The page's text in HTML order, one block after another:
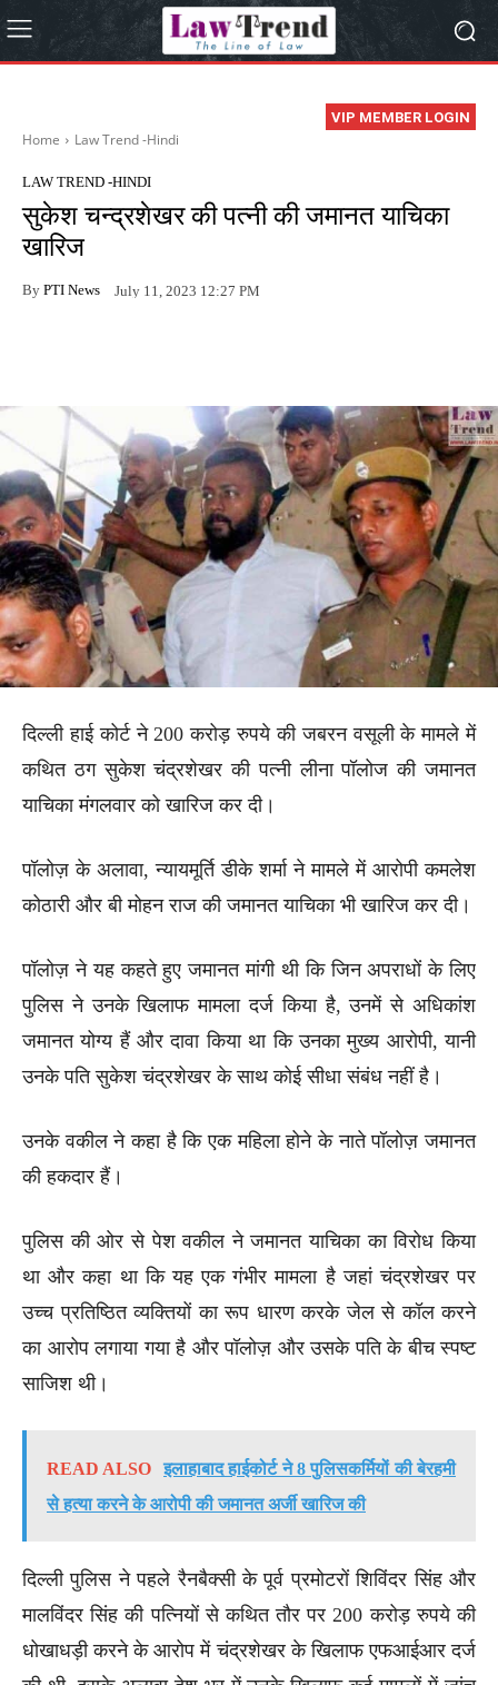
VIP MEMBER LOGIN
Home Law Trend -Hindi
LAW TREND -HINDI
सुकेश चन्द्रशेखर की पत्नी की जमानत याचिका
खारिज
By PTI News July 11, 2023 12:27 PM
दिल्ली हाई कोर्ट ने 200 करोड़ रुपये की जबरन वसूली के मामले में
कथित ठग सुकेश चंद्रशेखर की पत्नी लीना पॉलोज की जमानत
याचिका मंगलवार को खारिज कर दी।
पॉलोज़ के अलावा, न्यायमूर्ति डीके शर्मा ने मामले में आरोपी कमलेश
कोठारी और बी मोहन राज की जमानत याचिका भी खारिज कर दी।
पॉलोज़ ने यह कहते हुए जमानत मांगी थी कि जिन अपराधों के लिए
पुलिस ने उनके खिलाफ मामला दर्ज किया है, उनमें से अधिकांश
जमानत योग्य हैं और दावा किया था कि उनका मुख्य आरोपी, यानी
उनके पति सुकेश चंद्रशेखर के साथ कोई सीधा संबंध नहीं है।
उनके वकील ने कहा है कि एक महिला होने के नाते पॉलोज़ जमानत
की हकदार हैं।
पुलिस की ओर से पेश वकील ने जमानत याचिका का विरोध किया
था और कहा था कि यह एक गंभीर मामला है जहां चंद्रशेखर पर
उच्च प्रतिष्ठित व्यक्तियों का रूप धारण करके जेल से कॉल करने
का आरोप लगाया गया है और पॉलोज़ और उसके पति के बीच स्पष्ट
साजिश थी।
READ ALSO
इलाहाबाद हाईकोर्ट ने 8 पुलिसकर्मियों की बेरहमी
से हत्या करने के आरोपी की जमानत अर्जी खारिज की
दिल्ली पुलिस ने पहले रैनबैक्सी के पूर्व प्रमोटरों शिविंदर सिंह और
मालविंदर सिंह की पत्नियों से कथित तौर पर 200 करोड़ रुपये की
धोखाधड़ी करने के आरोप में चंद्रशेखर के खिलाफ एफआईआर दर्ज